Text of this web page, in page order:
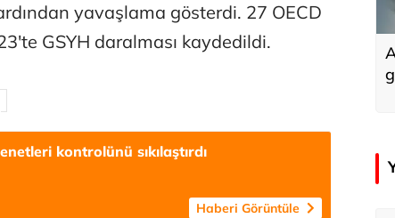
yavaşlama gösterdi. 27 OECD
GSYH daralması kaydedildi.
kontrolünü sıkılaştırdı
Haberi Görüntüle